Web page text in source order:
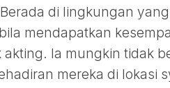
di lingkungan
mendapatkan
Ia mungkin tidak
mereka di lokasi